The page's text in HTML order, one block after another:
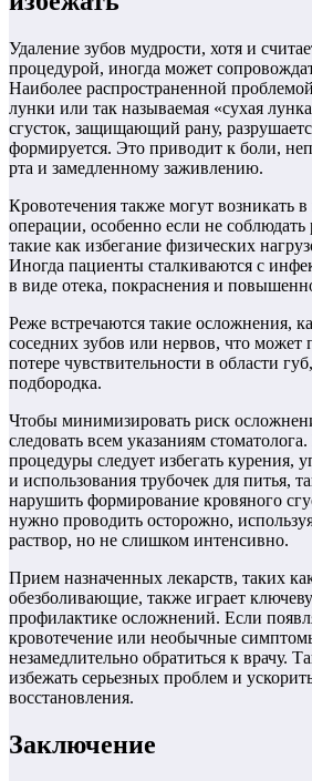
Удаление зубов мудрости, хотя и
процедурой, иногда может
Наиболее распространенной
лунки или так называемая «сухая
сгусток, защищающий рану,
формируется. Это приводит к боли,
рта и замедленному заживлению.
Кровотечения также могут возникать
операции, особенно если не соблюдать
такие как избегание физических
Иногда пациенты сталкиваются с
в виде отека, покраснения и
Реже встречаются такие осложнения,
соседних зубов или нервов, что может
потере чувствительности в области
подбородка.
Чтобы минимизировать риск
следовать всем указаниям
процедуры следует избегать курения,
и использования трубочек для питья,
нарушить формирование кровяного
нужно проводить осторожно,
раствор, но не слишком интенсивно.
Прием назначенных лекарств, таких
обезболивающие, также играет
профилактике осложнений. Если
кровотечение или необычные
незамедлительно обратиться к врачу.
избежать серьезных проблем и
восстановления.
Заключение